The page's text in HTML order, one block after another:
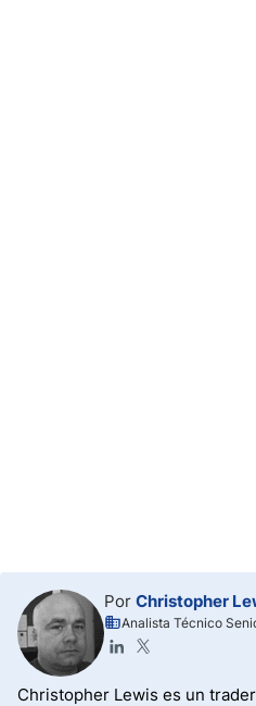
Por Christopher
Analista Técnico
Christopher Lewis es un